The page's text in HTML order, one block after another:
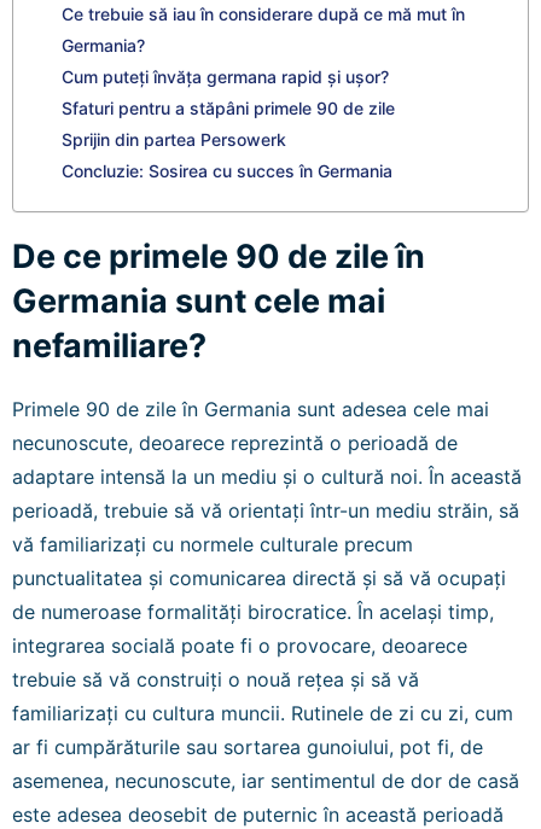
Ce trebuie să iau în considerare după ce mă mut în
Germania?
Cum puteți învăța germana rapid și ușor?
Sfaturi pentru a stăpâni primele 90 de zile
Sprijin din partea Persowerk
Concluzie: Sosirea cu succes în Germania
De ce primele 90 de zile în
Germania sunt cele mai
nefamiliare?
Primele 90 de zile în Germania sunt adesea cele mai
necunoscute, deoarece reprezintă o perioadă de
adaptare intensă la un mediu și o cultură noi. În această
perioadă, trebuie să vă orientați într-un mediu străin, să
vă familiarizați cu normele culturale precum
punctualitatea și comunicarea directă și să vă ocupați
de numeroase formalități birocratice. În același timp,
integrarea socială poate fi o provocare, deoarece
trebuie să vă construiți o nouă rețea și să vă
familiarizați cu cultura muncii. Rutinele de zi cu zi, cum
ar fi cumpărăturile sau sortarea gunoiului, pot fi, de
asemenea, necunoscute, iar sentimentul de dor de casă
este adesea deosebit de puternic în această perioadă